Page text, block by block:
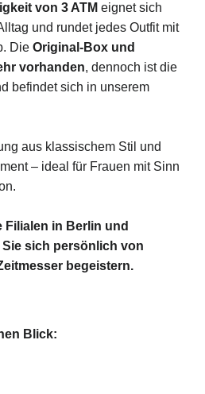
von 3 ATM eignet sich
und rundet jedes Outfit mit
Die Original-Box und
vorhanden, dennoch ist die
befindet sich in unserem
aus klassischem Stil und
– ideal für Frauen mit Sinn
Filialen in Berlin und
sich persönlich von
begeistern.
Blick: